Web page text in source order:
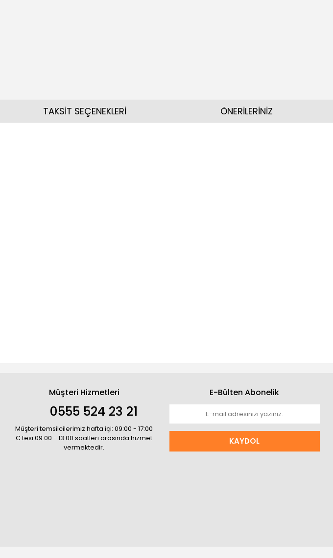
TAKSİT SEÇENEKLERİ ÖNERİLERİNİZ
Müşteri Hizmetleri
0555 524 23 21
Müşteri temsilcilerimiz hafta içi: 09:00 - 17:00
C.tesi 09:00 - 13:00 saatleri arasında hizmet
vermektedir.
E-Bülten Abonelik
KAYDOL